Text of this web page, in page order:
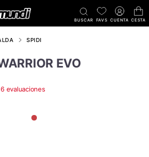
BUSCAR FAVS CUENTA CESTA
SPIDI
EVO
evaluaciones